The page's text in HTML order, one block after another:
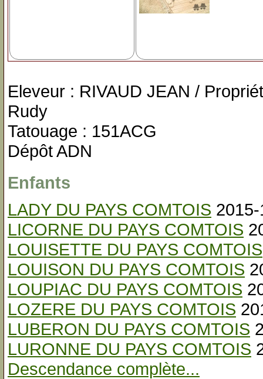
Eleveur : RIVAUD JEAN /
Rudy
Tatouage : 151ACG
Dépôt ADN
Enfants
LADY DU PAYS COMTOIS
LICORNE DU PAYS COMTOIS
LOUISETTE DU PAYS COMTOIS
LOUISON DU PAYS COMTOIS
LOUPIAC DU PAYS COMTOIS
LOZERE DU PAYS COMTOIS
LUBERON DU PAYS COMTOIS
LURONNE DU PAYS COMTOIS
Descendance complète...